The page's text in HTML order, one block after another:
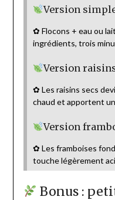
Version
✿ Flocons + eau ou
ingrédients, trois
Version
✿ Les raisins secs
chaud et apportent
Version
✿ Les framboises
touche légèrement
Bonus :